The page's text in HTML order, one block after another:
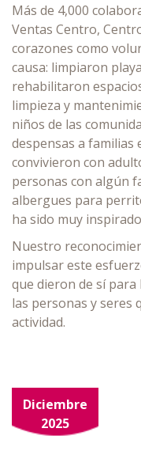
Más de 4,000
Ventas Centro,
corazones como
causa: limpiaron
rehabilitaron
limpieza y
niños de las
despensas a familias
convivieron con
personas con algún
albergues para
ha sido muy
Nuestro
impulsar este
que dieron de sí para
las personas y seres
actividad.
Diciembre
2025